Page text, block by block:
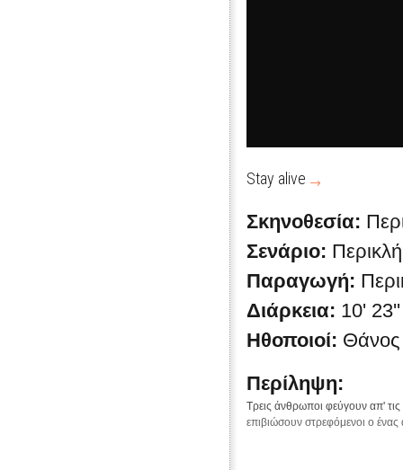
Stay alive
Σκηνοθεσία:
Σενάριο:
Παραγωγή:
Διάρκεια: 10' 23''
Ηθοποιοί: Θάνος
Περίληψη:
Τρεις άνθρωποι φεύγουν απ'
επιβιώσουν στρεφόμενοι ο ένας